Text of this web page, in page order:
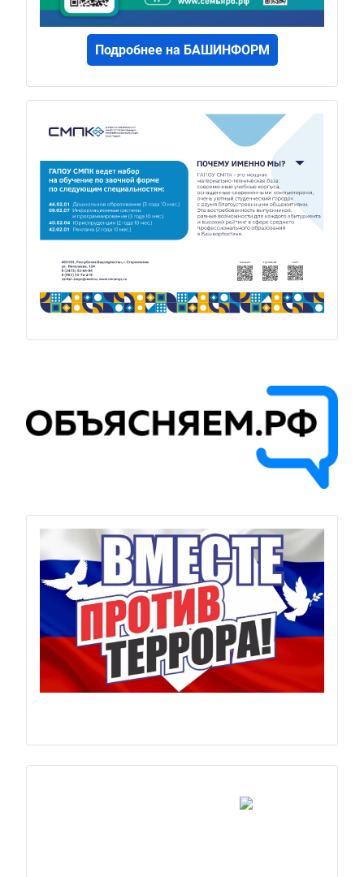
Подробнее на БАШИНФОРМ
Previous Next